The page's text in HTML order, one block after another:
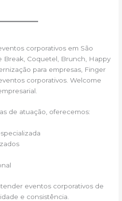
corporativos em São
Break, Coquetel, Brunch, Happy
para empresas, Finger
corporativos. Welcome
de atuação, oferecemos:
eventos corporativos de
e consistência.